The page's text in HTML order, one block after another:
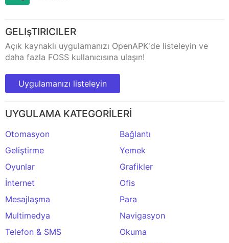
GELIşTIRICILER
Açık kaynaklı uygulamanızı OpenAPK'de listeleyin ve
daha fazla FOSS kullanıcısına ulaşın!
Uygulamanızı listeleyin
UYGULAMA KATEGORİLERİ
Otomasyon
Bağlantı
Geliştirme
Yemek
Oyunlar
Grafikler
İnternet
Ofis
Mesajlaşma
Para
Multimedya
Navigasyon
Telefon & SMS
Okuma